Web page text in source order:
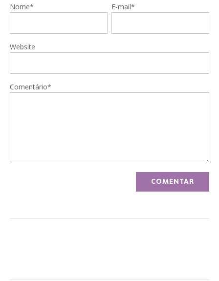
Nome* E-mail*
Website
Comentário*